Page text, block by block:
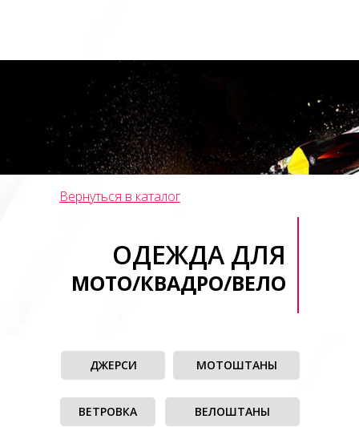
ОДЕЖДА ДЛЯ
МОТО/КВАДРО/ВЕЛО
Вернуться в каталог
ДЖЕРСИ МОТОШТАНЫ
ВЕЛОШТАНЫ
ВЕТРОВКА